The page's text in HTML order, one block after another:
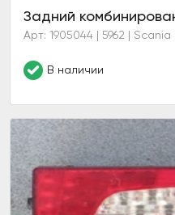
Арт: 1905044 | 5962 | Scania
В наличии